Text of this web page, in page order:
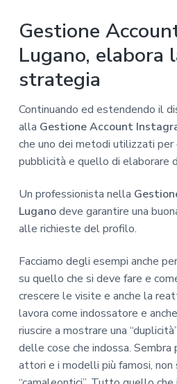
Gestione
Lugano, elabora
strategia
Continuando ed estendendo il
alla Gestione Account
che uno dei metodi utilizzati per
pubblicità e quello di elaborare
Un professionista nella
Luganodeve garantire una
alle richieste del profilo.
Facciamo degli esempi anche
su quello che si deve fare e
crescere le visite e anche la
lavora come indossatore e
riuscire a mostrare una
delle cose che indossa. Sembra
attori e i modelli più famosi, non